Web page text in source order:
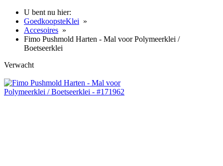
U bent nu hier:
GoedkoopsteKlei »
Accesoires »
Fimo Pushmold Harten - Mal voor Polymeerklei /
Boetseerklei
Verwacht